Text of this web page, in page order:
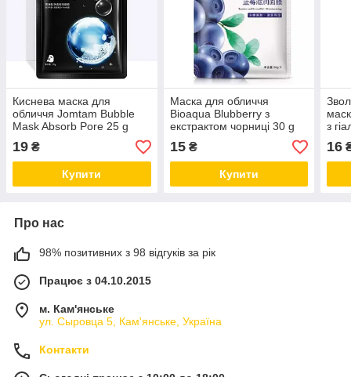
Киснева маска для
обличчя Jomtam Bubble
Mask Absorb Pore 25 g
19 ₴
Купити
Маска для обличчя
Bioaqua Blubberry з
екстрактом чорниці 30 g
15₴
Купити
з
25 g
16
Про нас
98% позитивних з 98 відгуків за рік
Працює з 04.10.2015
м. Кам'янське
ул. Сыровца 5, Кам'янське, Україна
Контакти